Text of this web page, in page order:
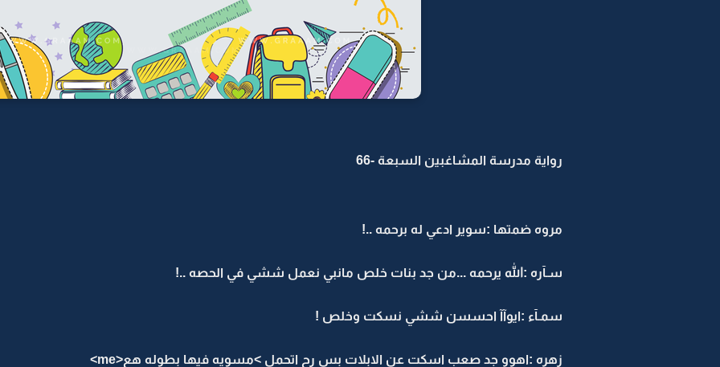
رواية مدرسة المشاغبين السبعة -66
مروه ضمتها :سوير ادعي له برحمه ..!
سـآره :الله يرحمه ...من جد بنات خلص مانبي نعمل ششي في الحصه ..!
سمـآء :ايوآآ احسسن ششي نسكت وخلص !
زهره :اهوو جد صعب اسكت عن الابلات بس رح اتحمل >مسويه فيها بطوله هع<me>